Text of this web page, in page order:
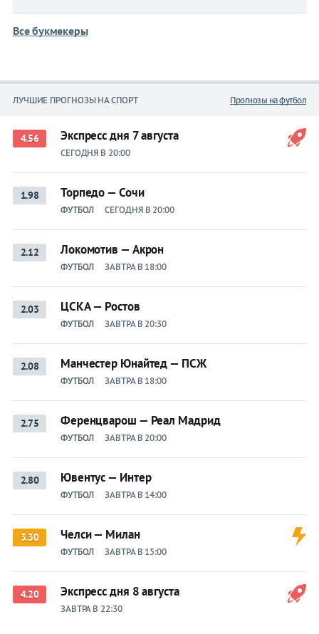
Все букмекеры
ЛУЧШИЕ ПРОГНОЗЫ НА СПОРТ Прогнозы на футбол
4.56 Экспресс дня 7 августа
СЕГОДНЯ В 20:00
1.98 Торпедо — Сочи
ФУТБОЛ СЕГОДНЯ В 20:00
2.12 Локомотив — Акрон
ФУТБОЛ ЗАВТРА В 18:00
2.03 ЦСКА — Ростов
ФУТБОЛ ЗАВТРА В 20:30
2.08 Манчестер Юнайтед — ПСЖ
ФУТБОЛ ЗАВТРА В 18:00
2.75 Ференцварош — Реал Мадрид
ФУТБОЛ ЗАВТРА В 20:00
2.80 Ювентус — Интер
ФУТБОЛ ЗАВТРА В 14:00
3.30 Челси — Милан
ФУТБОЛ ЗАВТРА В 15:00
4.20 Экспресс дня 8 августа
ЗАВТРА В 22:30